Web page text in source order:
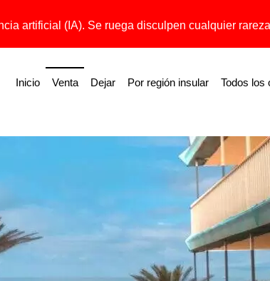
artificial (IA). Se ruega disculpen cualquier
Inicio Venta Dejar Por región insular Todos los